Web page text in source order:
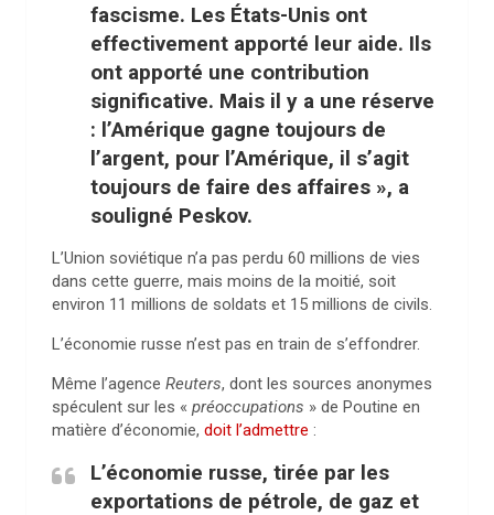
fascisme. Les États-Unis ont
effectivement apporté leur aide. Ils
ont apporté une contribution
significative. Mais il y a une réserve
: l’Amérique gagne toujours de
l’argent, pour l’Amérique, il s’agit
toujours de faire des affaires », a
souligné Peskov.
L’Union soviétique n’a pas perdu 60 millions de vies
dans cette guerre, mais moins de la moitié, soit
environ 11 millions de soldats et 15 millions de civils.
L’économie russe n’est pas en train de s’effondrer.
Même l’agence Reuters, dont les sources anonymes
spéculent sur les « préoccupations » de Poutine en
matière d’économie, doit l’admettre :
L’économie russe, tirée par les
exportations de pétrole, de gaz et